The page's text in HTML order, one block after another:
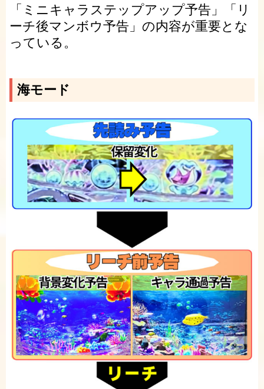
「ミニキャラステップアップ予告」「リ
ーチ後マンボウ予告」の内容が重要とな
っている。
海モード